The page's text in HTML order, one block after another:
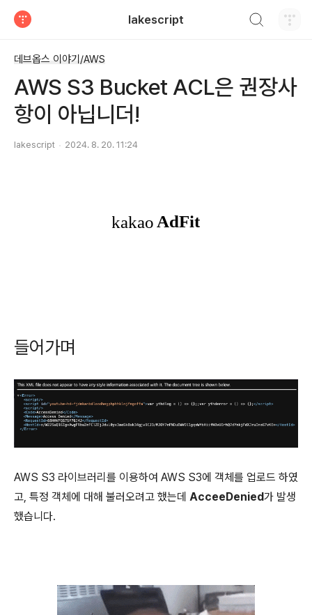
lakescript
데브옵스 이야기/AWS
AWS S3 Bucket ACL은 권장사
항이 아닙니더!
lakescript 2024. 8. 20. 11:24
들어가며
AWS S3 라이브러리를 이용하여 AWS S3에 객체를 업로드 하였
고, 특정 객체에 대해 불러오려고 했는데 AcceeDenied가 발생
했습니다.